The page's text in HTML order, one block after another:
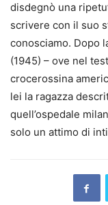
disdegnò una
scrivere con il suo
conosciamo. Dopo
(1945) – ove nel
crocerossina
lei la ragazza
quell’ospedale
solo un attimo di